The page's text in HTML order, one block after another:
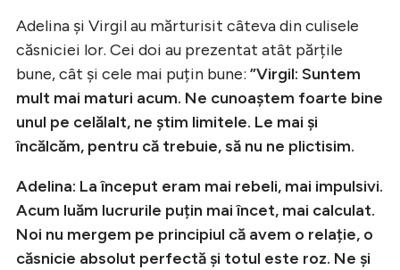
Adelina și Virgil au mărturisit câteva din culisele
căsniciei lor. Cei doi au prezentat atât părțile
bune, cât și cele mai puțin bune: ”Virgil: Suntem
mult mai maturi acum. Ne cunoaștem foarte bine
unul pe celălalt, ne știm limitele. Le mai și
încălcăm, pentru că trebuie, să nu ne plictisim.
Adelina: La început eram mai rebeli, mai impulsivi.
Acum luăm lucrurile puțin mai încet, mai calculat.
Noi nu mergem pe principiul că avem o relație, o
căsnicie absolut perfectă și totul este roz. Ne și